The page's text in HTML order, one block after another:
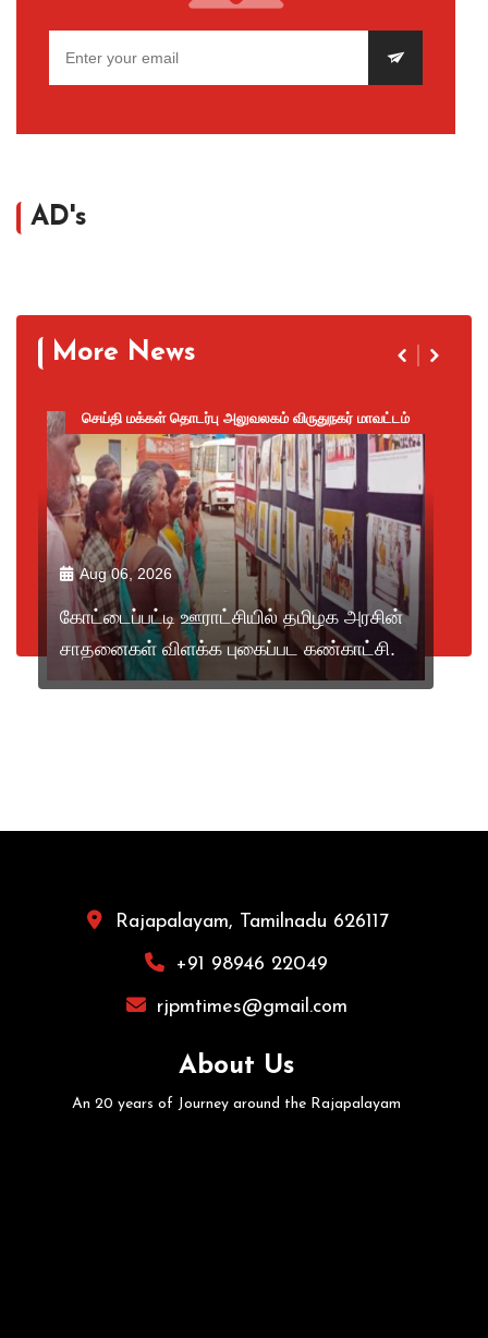
AD's
More News
Aug 06, 2026
கோட்டைப்பட்டி ஊராட்சியில் தமிழக அரசின்
சாதனைகள் விளக்க புகைப்பட கண்காட்சி.
செய்தி மக்கள் தொடர்பு அலுவலகம் விருதுநகர் மாவட்டம்
Rajapalayam, Tamilnadu 626117
+91 98946 22049
rjpmtimes@gmail.com
About Us
An 20 years of Journey around the Rajapalayam